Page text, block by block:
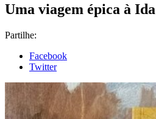
Uma viagem épica à
Partilhe:
Facebook
Twitter